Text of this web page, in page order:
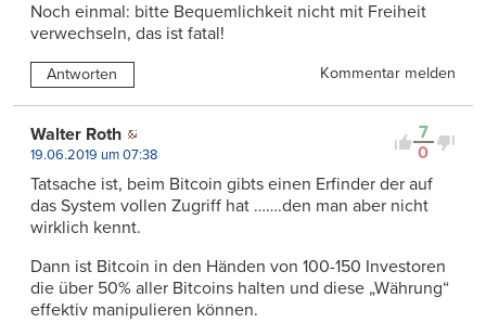
Noch einmal: bitte Bequemlichkeit nicht mit Freiheit
verwechseln, das ist fatal!
Antworten Kommentar melden
7
0
Walter Roth
19.06.2019 um 07:38
Tatsache ist, beim Bitcoin gibts einen Erfinder der auf
das System vollen Zugriff hat …….den man aber nicht
wirklich kennt.
Dann ist Bitcoin in den Händen von 100-150 Investoren
die über 50% aller Bitcoins halten und diese „Währung“
effektiv manipulieren können.